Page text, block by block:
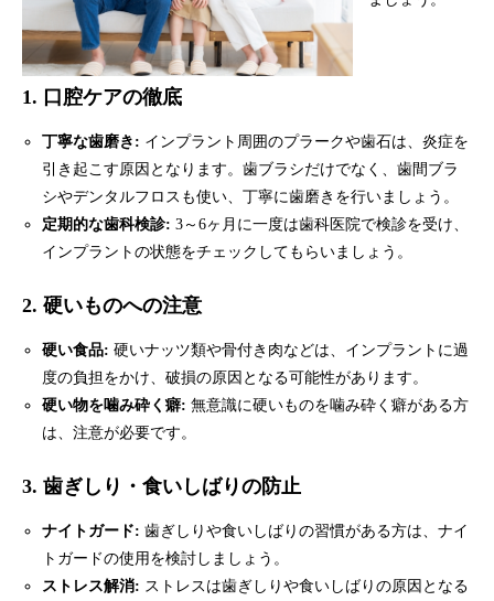
1. 口腔ケアの徹底
丁寧な歯磨き: インプラント周囲のプラークや歯石は、炎症を
引き起こす原因となります。歯ブラシだけでなく、歯間ブラ
シやデンタルフロスも使い、丁寧に歯磨きを行いましょう。
定期的な歯科検診: 3～6ヶ月に一度は歯科医院で検診を受け、
インプラントの状態をチェックしてもらいましょう。
2. 硬いものへの注意
硬い食品: 硬いナッツ類や骨付き肉などは、インプラントに過
度の負担をかけ、破損の原因となる可能性があります。
硬い物を噛み砕く癖: 無意識に硬いものを噛み砕く癖がある方
は、注意が必要です。
3. 歯ぎしり・食いしばりの防止
ナイトガード: 歯ぎしりや食いしばりの習慣がある方は、ナイ
トガードの使用を検討しましょう。
ストレス解消: ストレスは歯ぎしりや食いしばりの原因となる